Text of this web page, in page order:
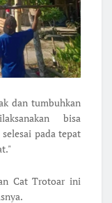
dan tumbuhkan
bisa
pada tepat
Cat Trotoar ini